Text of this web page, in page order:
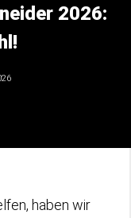
2026:
haben wir